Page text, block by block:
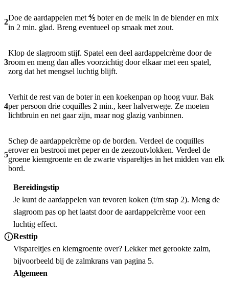
2Doe de aardappelen met ⅘ boter en de melk in de blender en mix
in 2 min. glad. Breng eventueel op smaak met zout.
3
Klop de slagroom stijf. Spatel een deel aardappelcrème door de
room en meng dan alles voorzichtig door elkaar met een spatel,
zorg dat het mengsel luchtig blijft.
4
Verhit de rest van de boter in een koekenpan op hoog vuur. Bak
per persoon drie coquilles 2 min., keer halverwege. Ze moeten
lichtbruin en net gaar zijn, maar nog glazig vanbinnen.
5
Schep de aardappelcrème op de borden. Verdeel de coquilles
erover en bestrooi met peper en de zeezoutvlokken. Verdeel de
groene kiemgroente en de zwarte vispareltjes in het midden van elk
bord.
Bereidingstip
Je kunt de aardappelen van tevoren koken (t/m stap 2). Meng de
slagroom pas op het laatst door de aardappelcrème voor een
luchtig effect.
Resttip
Vispareltjes en kiemgroente over? Lekker met gerookte zalm,
bijvoorbeeld bij de zalmkrans van pagina 5.
Algemeen